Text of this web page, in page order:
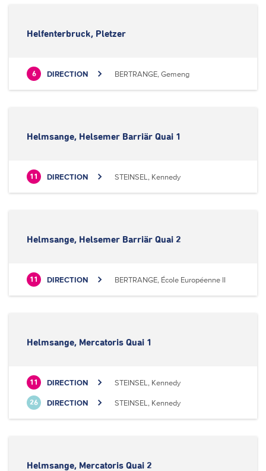
Helfenterbruck, Pletzer
6 DIRECTION BERTRANGE, Gemeng
Helmsange, Helsemer Barriär Quai 1
11 DIRECTION STEINSEL, Kennedy
Helmsange, Helsemer Barriär Quai 2
11 DIRECTION BERTRANGE, École Européenne II
Helmsange, Mercatoris Quai 1
11 DIRECTION STEINSEL, Kennedy
26 DIRECTION STEINSEL, Kennedy
Helmsange, Mercatoris Quai 2